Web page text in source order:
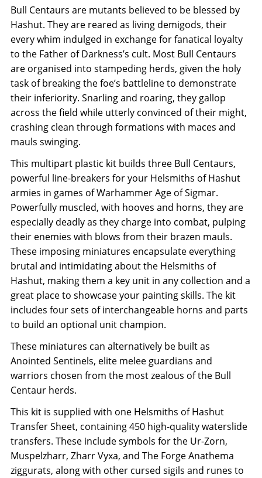
Bull Centaurs are mutants believed to be blessed by
Hashut. They are reared as living demigods, their
every whim indulged in exchange for fanatical loyalty
to the Father of Darkness’s cult. Most Bull Centaurs
are organised into stampeding herds, given the holy
task of breaking the foe’s battleline to demonstrate
their inferiority. Snarling and roaring, they gallop
across the field while utterly convinced of their might,
crashing clean through formations with maces and
mauls swinging.
This multipart plastic kit builds three Bull Centaurs,
powerful line-breakers for your Helsmiths of Hashut
armies in games of Warhammer Age of Sigmar.
Powerfully muscled, with hooves and horns, they are
especially deadly as they charge into combat, pulping
their enemies with blows from their brazen mauls.
These imposing miniatures encapsulate everything
brutal and intimidating about the Helsmiths of
Hashut, making them a key unit in any collection and a
great place to showcase your painting skills. The kit
includes four sets of interchangeable horns and parts
to build an optional unit champion.
These miniatures can alternatively be built as
Anointed Sentinels, elite melee guardians and
warriors chosen from the most zealous of the Bull
Centaur herds.
This kit is supplied with one Helsmiths of Hashut
Transfer Sheet, containing 450 high-quality waterslide
transfers. These include symbols for the Ur-Zorn,
Muspelzharr, Zharr Vyxa, and The Forge Anathema
ziggurats, along with other cursed sigils and runes to